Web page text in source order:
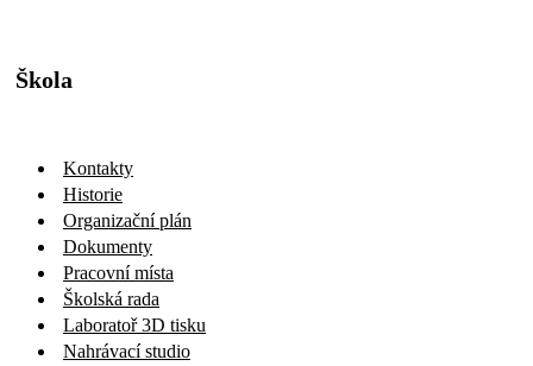
Škola
Kontakty
Historie
Organizační plán
Dokumenty
Pracovní místa
Školská rada
Laboratoř 3D tisku
Nahrávací studio